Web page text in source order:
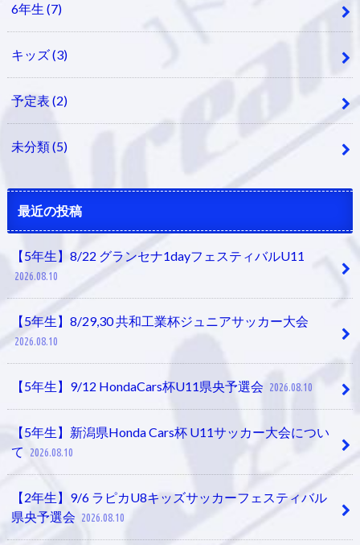
6年生 (7)
キッズ(3)
予定表 (2)
未分類(5)
最近の投稿
【5年生】8/22 グランセナ1dayフェスティバルU11
2026.08.10
【5年生】8/29,30 共和工業杯ジュニアサッカー大会
2026.08.10
【5年生】9/12 HondaCars杯U11県央予選会 2026.08.10
【5年生】新潟県Honda Cars杯 U11サッカー大会につい
て
2026.08.10
【2年生】9/6 ラピカU8キッズサッカーフェスティバル
県央予選会 2026.08.10